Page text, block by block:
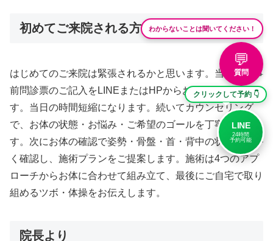
初めてご来院される方へ
はじめてのご来院は緊張されるかと思います。当院では事
前問診票のご記入をLINEまたはHPからお願いしておりま
す。当日の時間短縮になります。続いてカウンセリング
で、お体の状態・お悩み・ご希望のゴールを丁寧に伺いま
す。次にお体の確認で姿勢・骨盤・首・背中の状態を細か
く確認し、施術プランをご提案します。施術は4つのアプ
ローチからお体に合わせて組み立て、最後にご自宅で取り
組めるツボ・体操をお伝えします。
院長より
わからないことは聞いてください！
💬
質問
クリックして予約 👇
LINE
24時間
予約可能